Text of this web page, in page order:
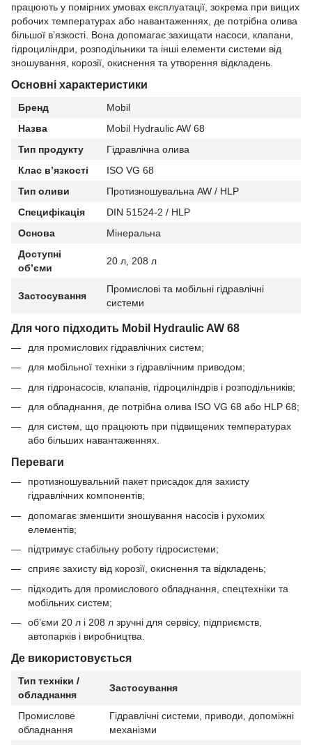
працюють у помірних умовах експлуатації, зокрема при вищих
робочих температурах або навантаженнях, де потрібна олива
більшої в’язкості. Вона допомагає захищати насоси, клапани,
гідроциліндри, розподільники та інші елементи системи від
зношування, корозії, окиснення та утворення відкладень.
Основні характеристики
Бренд
Mobil
Назва
Mobil Hydraulic AW 68
Тип продукту
Гідравлічна олива
Клас в’язкості
ISO VG 68
Тип оливи
Протизношувальна AW / HLP
Специфікація
DIN 51524-2 / HLP
Основа
Мінеральна
Доступні
об’єми
20 л, 208 л
Застосування
Промислові та мобільні гідравлічні
системи
Для чого підходить Mobil Hydraulic AW 68
для промислових гідравлічних систем;
для мобільної техніки з гідравлічним приводом;
для гідронасосів, клапанів, гідроциліндрів і розподільників;
для обладнання, де потрібна олива ISO VG 68 або HLP 68;
для систем, що працюють при підвищених температурах
або більших навантаженнях.
Переваги
протизношувальний пакет присадок для захисту
гідравлічних компонентів;
допомагає зменшити зношування насосів і рухомих
елементів;
підтримує стабільну роботу гідросистеми;
сприяє захисту від корозії, окиснення та відкладень;
підходить для промислового обладнання, спецтехніки та
мобільних систем;
об’єми 20 л і 208 л зручні для сервісу, підприємств,
автопарків і виробництва.
Де використовується
Тип техніки /
обладнання
Застосування
Промислове
обладнання
Гідравлічні системи, приводи, допоміжні
механізми